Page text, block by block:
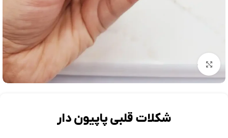
بزرگنمایی تصویر
شکلات قلبی پاپیون دار